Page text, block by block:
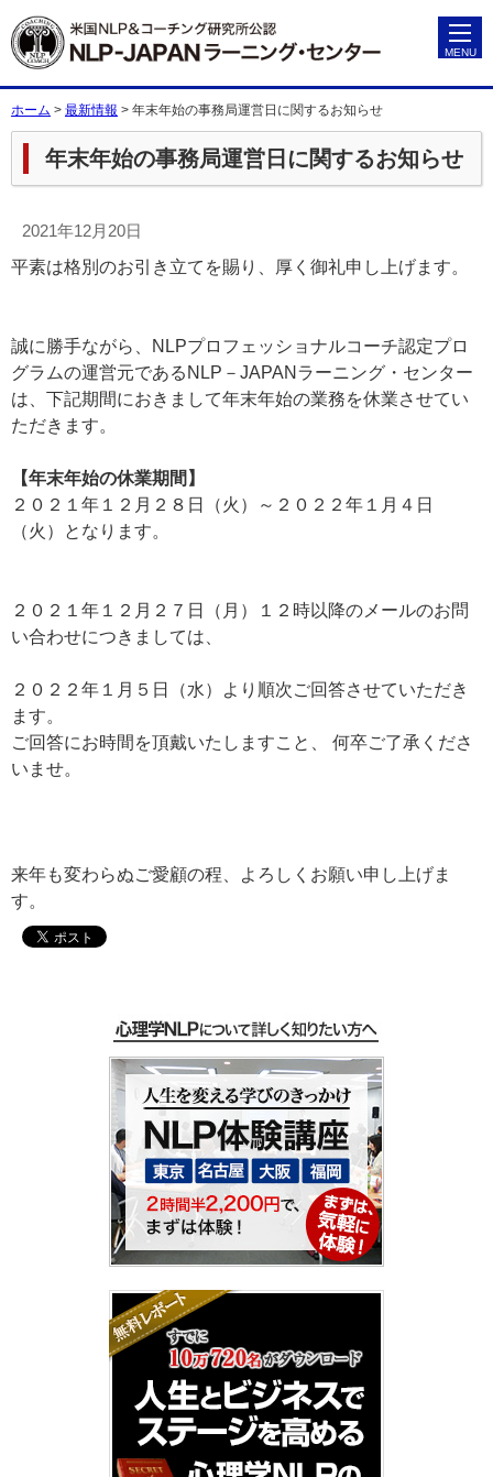
ホーム > 最新情報 > 年末年始の事務局運営日に関するお知らせ
年末年始の事務局運営日に関するお知らせ
2021年12月20日
平素は格別のお引き立てを賜り、厚く御礼申し上げます。
誠に勝手ながら、NLPプロフェッショナルコーチ認定プロ
グラムの運営元であるNLP－JAPANラーニング・センター
は、下記期間におきまして年末年始の業務を休業させてい
ただきます。
【年末年始の休業期間】
２０２１年１２月２８日（火）～２０２２年１月４日
（火）となります。
２０２１年１２月２７日（月）１２時以降のメールのお問
い合わせにつきましては、
２０２２年１月５日（水）より順次ご回答させていただき
ます。
ご回答にお時間を頂戴いたしますこと、 何卒ご了承くださ
いませ。
来年も変わらぬご愛顧の程、よろしくお願い申し上げま
す。